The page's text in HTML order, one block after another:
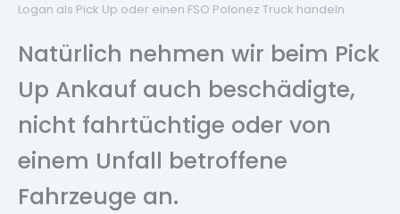
Logan als Pick Up oder einen FSO Polonez Truck handeln.
Natürlich nehmen wir beim Pick
Up Ankauf auch beschädigte,
nicht fahrtüchtige oder von
einem Unfall betroffene
Fahrzeuge an.